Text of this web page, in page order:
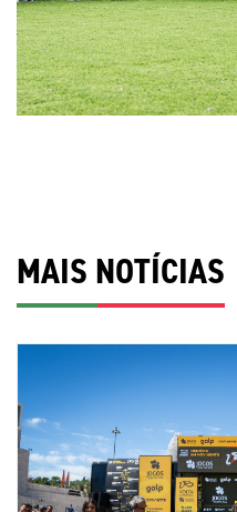
MAIS NOTÍCIAS